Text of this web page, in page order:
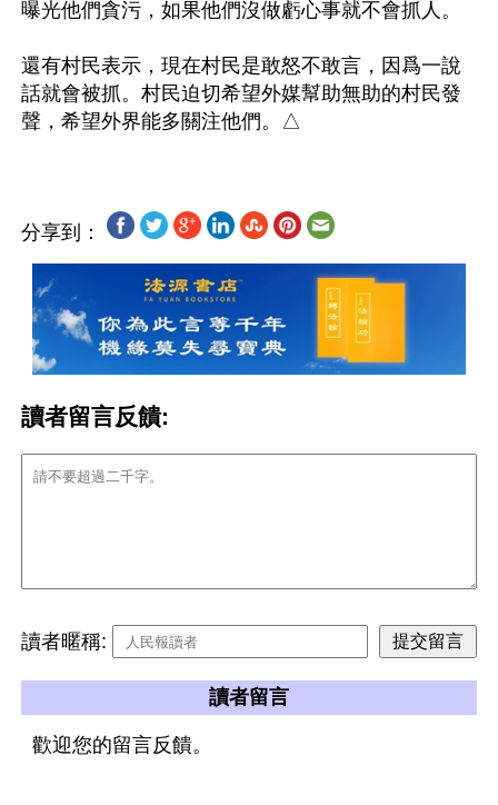
曝光他們貪污，如果他們沒做虧心事就不會抓人。
還有村民表示，現在村民是敢怒不敢言，因爲一說
話就會被抓。村民迫切希望外媒幫助無助的村民發
分享到：
讀者留言反饋:
讀者暱稱:
讀者留言
歡迎您的留言反饋。